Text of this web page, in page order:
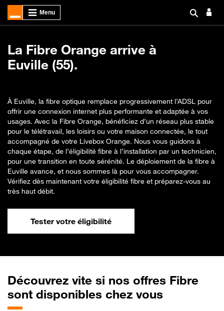
La Fibre Orange arrive à
Euville (55).
À Euville, la fibre optique remplace progressivement l’ADSL pour
offrir une connexion internet plus performante et adaptée à vos
usages. Avec la Fibre Orange, bénéficiez d’un réseau plus stable
pour le télétravail, les loisirs ou votre maison connectée, le tout
accompagné de votre Livebox Orange. Nous vous guidons à
chaque étape, de l’éligibilité fibre à l’installation par un technicien,
pour une transition en toute sérénité. Le déploiement de la fibre à
Euville avance, et nous sommes là pour vous accompagner.
Vérifiez dès maintenant votre éligibilité fibre et préparez-vous au
très haut débit.
Tester votre éligibilité
Découvrez vite si nos offres Fibre
sont disponibles chez vous